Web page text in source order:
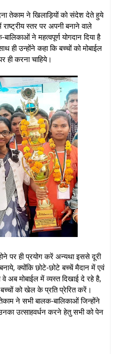
तेकाम ने खिलाड़ियों को संदेश देते हुये
स्तर पर अपनी बनाने वाले
ने महत्वपूर्ण योगदान दिया है
ही उन्होंने कहा कि बच्चों को मोबाईल
करना चाहिये।
पर ही प्रयोग करें अन्यथा इससे दूरी
क्योंकि छोटे-छोटे बच्चें मैदान में एवं
अब मोबाईल में व्यस्त दिखाई दे रहे है,
को खेल के प्रति प्रेरित करें।
ने सभी बालक-बालिकाओं जिन्होंने
उत्साहवर्धन करने हेतु सभी को पेन